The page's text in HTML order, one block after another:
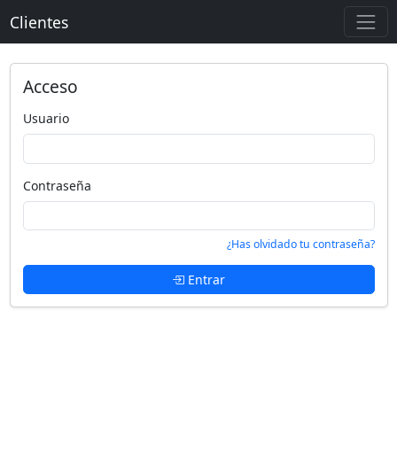
Clientes
Acceso
Usuario
Contraseña
¿Has olvidado tu contraseña?
Entrar